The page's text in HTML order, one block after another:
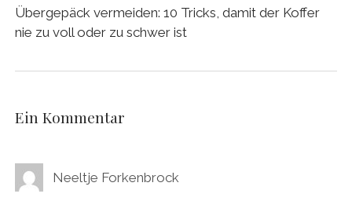
Übergepäck vermeiden: 10 Tricks, damit der Koffer
nie zu voll oder zu schwer ist
Ein Kommentar
Neeltje Forkenbrock